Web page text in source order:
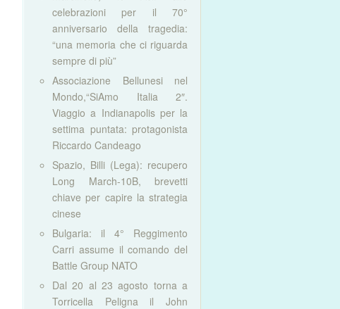
celebrazioni per il 70°
anniversario della tragedia:
“una memoria che ci riguarda
sempre di più”
Associazione Bellunesi nel
Mondo,“SiAmo Italia 2″.
Viaggio a Indianapolis per la
settima puntata: protagonista
Riccardo Candeago
Spazio, Billi (Lega): recupero
Long March-10B, brevetti
chiave per capire la strategia
cinese
Bulgaria: il 4° Reggimento
Carri assume il comando del
Battle Group NATO
Dal 20 al 23 agosto torna a
Torricella Peligna il John